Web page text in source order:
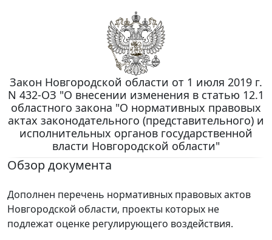
Закон Новгородской области от 1 июля 2019 г.
N 432-ОЗ "О внесении изменения в статью 12.1
областного закона "О нормативных правовых
актах законодательного (представительного) и
исполнительных органов государственной
власти Новгородской области"
Обзор документа
Дополнен перечень нормативных правовых актов
Новгородской области, проекты которых не
подлежат оценке регулирующего воздействия.